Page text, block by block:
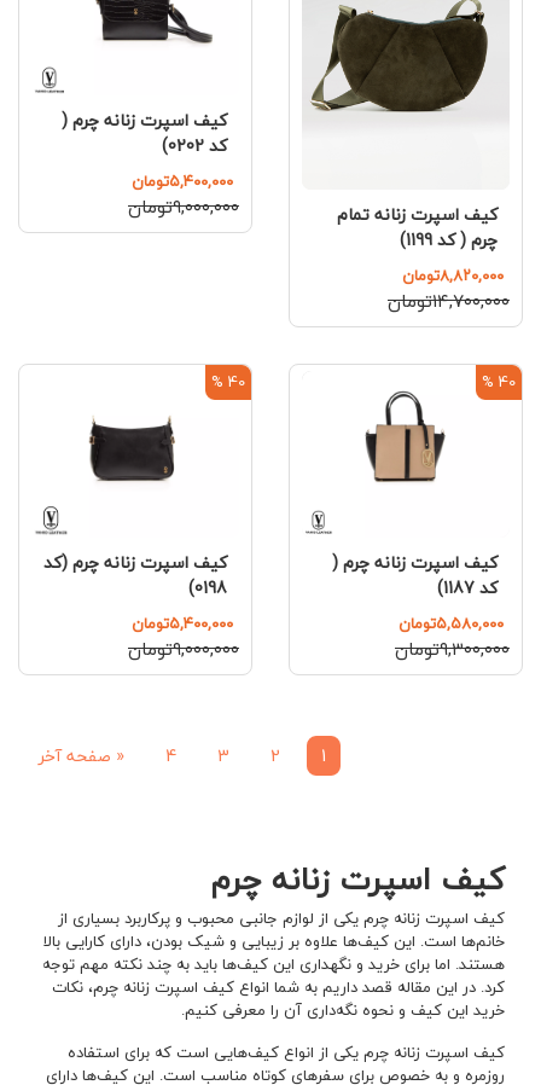
کیف اسپرت زنانه تمام
چرم ( کد 1199)
۸,۸۲۰,۰۰۰تومان
۱۴,۷۰۰,۰۰۰تومان
کیف اسپرت زنانه چرم (
کد 0202)
۵,۴۰۰,۰۰۰تومان
۹,۰۰۰,۰۰۰تومان
40 %
کیف اسپرت زنانه چرم (
کد 1187)
۵,۵۸۰,۰۰۰تومان
۹,۳۰۰,۰۰۰تومان
40 %
کیف اسپرت زنانه چرم (کد
0198)
۵,۴۰۰,۰۰۰تومان
۹,۰۰۰,۰۰۰تومان
1
2
3
4
« صفحه آخر
کیف اسپرت زنانه چرم
کیف اسپرت زنانه چرم یکی از لوازم جانبی محبوب و پرکاربرد بسیاری از
خانم‌ها است. این کیف‌ها علاوه بر زیبایی و شیک بودن، دارای کارایی بالا
هستند. اما برای خرید و نگهداری این کیف‌ها باید به چند نکته مهم توجه
کرد. در این مقاله قصد داریم به شما انواع کیف اسپرت زنانه چرم، نکات
خرید این کیف و نحوه نگه‌داری آن را معرفی کنیم.
کیف اسپرت زنانه چرم یکی از انواع کیف‌هایی است که برای استفاده
روزمره و به خصوص برای سفرهای کوتاه مناسب است. این کیف‌ها دارای